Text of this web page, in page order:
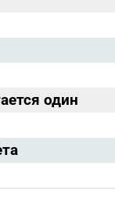
один